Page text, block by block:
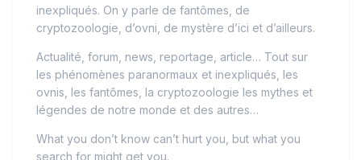
inexpliqués. On y parle de fantômes, de
cryptozoologie, d’ovni, de mystère d’ici et d’ailleurs.
Actualité, forum, news, reportage, article… Tout sur
les phénomènes paranormaux et inexpliqués, les
ovnis, les fantômes, la cryptozoologie les mythes et
légendes de notre monde et des autres…
What you don’t know can’t hurt you, but what you
search for might get you.